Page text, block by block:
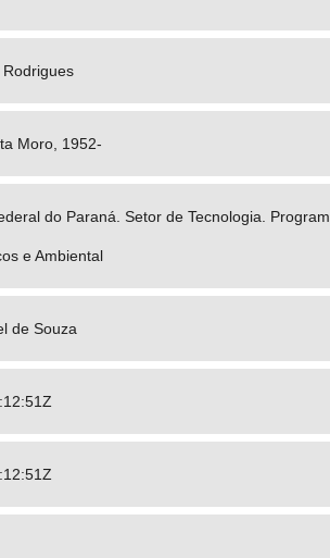
Moro, 1952-
do Paraná. Setor de Tecnologia.
e Ambiental
de Souza